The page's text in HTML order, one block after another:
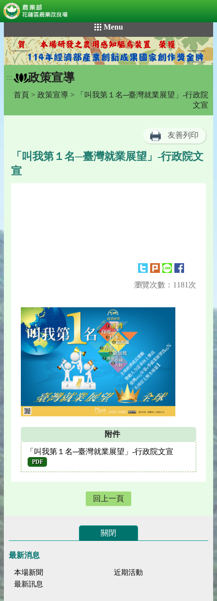
到
主
要
內
容
Menu
::: 政策宣導
首頁 > 政策宣導 > 「叫我第１名─臺灣就業展望」-行政院
文宣
友善列印
「叫我第１名─臺灣就業展望」-行政院文
宣
瀏覽次數：1181次
附件
「叫我第１名─臺灣就業展望」-行政院文宣
PDF
回上一頁
關閉
最新消息
本場新聞
近期活動
最新訊息